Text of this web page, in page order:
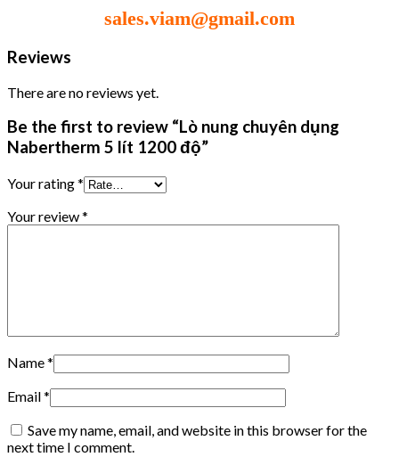
sales.viam@gmail.com
Reviews
There are no reviews yet.
Be the first to review “Lò nung chuyên dụng
Nabertherm 5 lít 1200 độ”
Your rating*
Your review*
Name*
Email*
Save my name, email, and website in this browser for the
next time I comment.